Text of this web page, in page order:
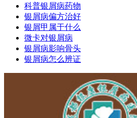
科普银屑病药物
银屑病偏方治好
银屑甲属于什么
微卡对银屑病
银屑病影响骨头
银屑病怎么辨证